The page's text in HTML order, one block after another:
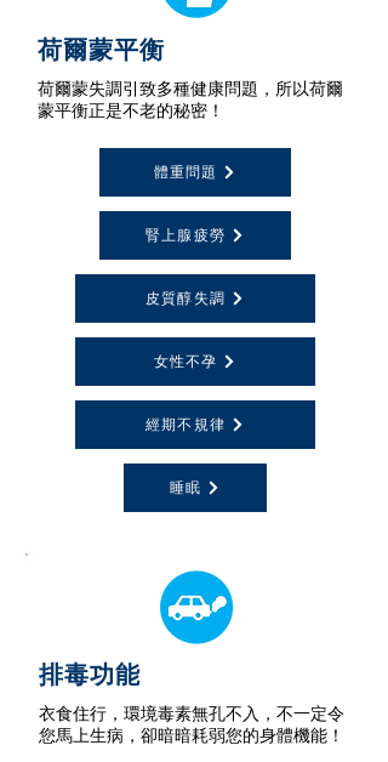
荷爾蒙平衡
荷爾蒙失調引致多種健康問題，所以荷爾
蒙平衡正是不老的秘密！
體重問題
腎上腺疲勞
皮質醇失調
女性不孕
經期不規律
睡眠
排毒功能
衣食住行，環境毒素無孔不入，不一定令
您馬上生病，卻暗暗耗弱您的身體機能！